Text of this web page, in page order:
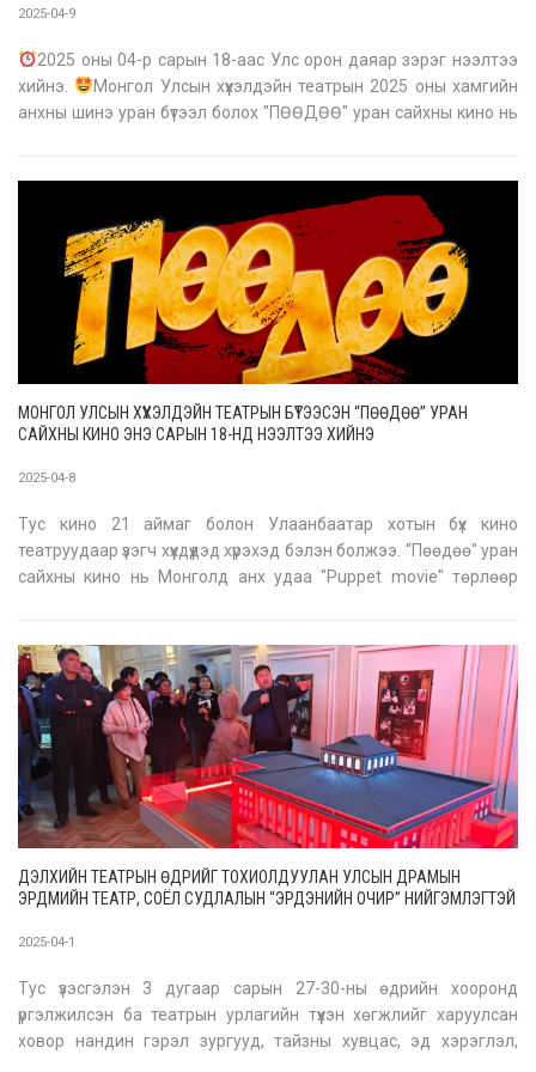
2025-04-9
2025 оны 04-р сарын 18-аас Улс орон даяар зэрэг нээлтээ
хийнэ.
Монгол Улсын хүүхэлдэйн театрын 2025 оны хамгийн
анхны шинэ уран бүтээл болох "ПӨӨДӨӨ" уран сайхны кино нь
МОНГОЛ УЛСЫН ХҮҮХЭЛДЭЙН ТЕАТРЫН БҮТЭЭСЭН “ПӨӨДӨӨ” УРАН
САЙХНЫ КИНО ЭНЭ САРЫН 18-НД НЭЭЛТЭЭ ХИЙНЭ
2025-04-8
Тус кино 21 аймаг болон Улаанбаатар хотын бүх кино
театруудаар үзэгч хүүхдүүдэд хүрэхэд бэлэн болжээ. “Пөөдөө" уран
сайхны кино нь Монголд анх удаа "Puppet movie" төрлөөр
ДЭЛХИЙН ТЕАТРЫН ӨДРИЙГ ТОХИОЛДУУЛАН УЛСЫН ДРАМЫН
ЭРДМИЙН ТЕАТР, СОЁЛ СУДЛАЛЫН “ЭРДЭНИЙН ОЧИР” НИЙГЭМЛЭГТЭЙ
БАЙГУУЛЛАА
2025-04-1
Тус үзэсгэлэн 3 дугаар сарын 27-30-ны өдрийн хооронд
үргэлжилсэн ба театрын урлагийн түүхэн хөгжлийг харуулсан
ховор нандин гэрэл зургууд, тайзны хувцас, эд хэрэглэл,